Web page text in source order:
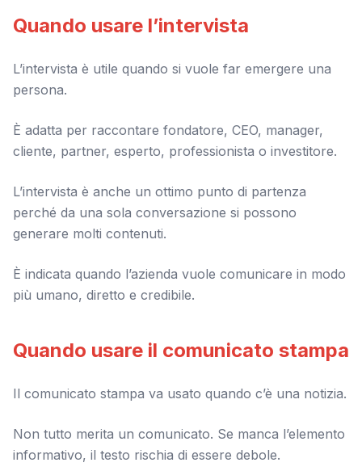
Quando usare l’intervista
L’intervista è utile quando si vuole far emergere una
persona.
È adatta per raccontare fondatore, CEO, manager,
cliente, partner, esperto, professionista o investitore.
L’intervista è anche un ottimo punto di partenza
perché da una sola conversazione si possono
generare molti contenuti.
È indicata quando l’azienda vuole comunicare in modo
più umano, diretto e credibile.
Quando usare il comunicato stampa
Il comunicato stampa va usato quando c’è una notizia.
Non tutto merita un comunicato. Se manca l’elemento
informativo, il testo rischia di essere debole.